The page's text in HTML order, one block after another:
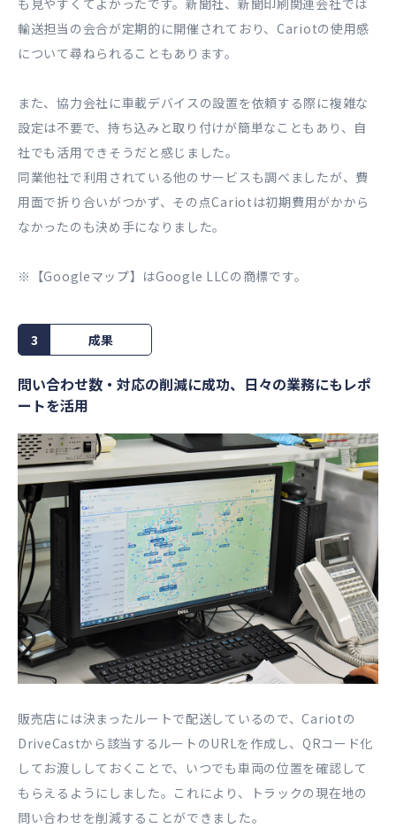
輸送担当の会合が定期的に開催されており、Cariotの使用感
について尋ねられることもあります。
また、協力会社に車載デバイスの設置を依頼する際に複雑な
設定は不要で、持ち込みと取り付けが簡単なこともあり、自
社でも活用できそうだと感じました。
同業他社で利用されている他のサービスも調べましたが、費
用面で折り合いがつかず、その点Cariotは初期費用がかから
なかったのも決め手になりました。
※【Googleマップ】はGoogle LLCの商標です。
3 成果
問い合わせ数・対応の削減に成功、日々の業務にもレポ
ートを活用
販売店には決まったルートで配送しているので、Cariotの
DriveCastから該当するルートのURLを作成し、QRコード化
してお渡ししておくことで、いつでも車両の位置を確認して
もらえるようにしました。これにより、トラックの現在地の
問い合わせを削減することができました。